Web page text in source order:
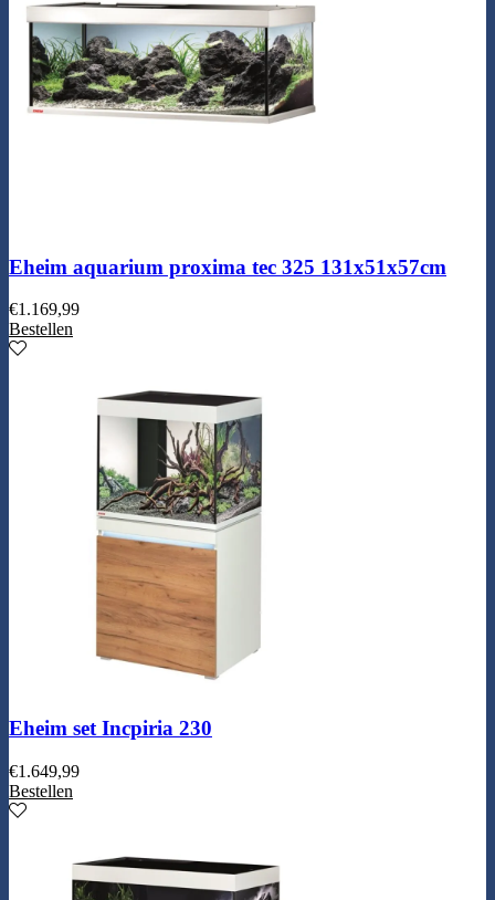
Eheim aquarium proxima tec 325 131x51x57cm
€1.169,99
Bestellen
Eheim set Incpiria 230
€1.649,99
Bestellen